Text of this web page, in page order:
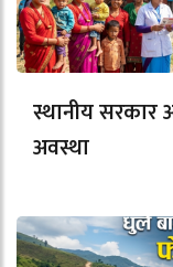
स्थानीय सरकार
अवस्था